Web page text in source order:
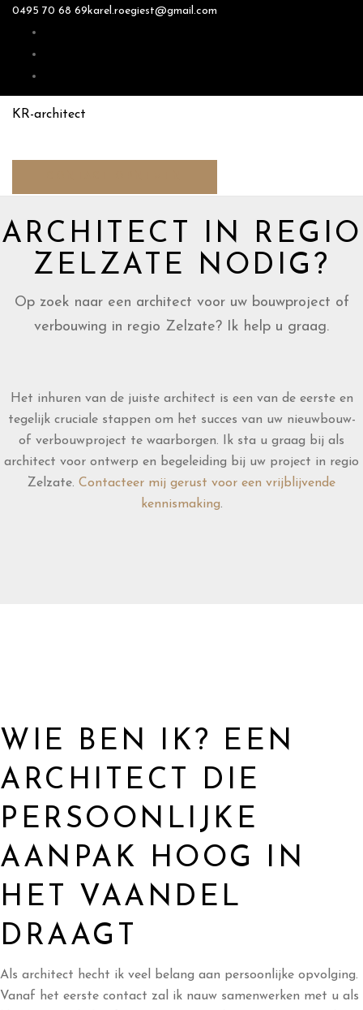
0495 70 68 69karel.roegiest@gmail.com
KR-architect
ARCHITECT IN REGIO
ZELZATE NODIG?
Op zoek naar een architect voor uw bouwproject of
verbouwing in regio Zelzate? Ik help u graag.
Het inhuren van de juiste architect is een van de eerste en
tegelijk cruciale stappen om het succes van uw nieuwbouw-
of verbouwproject te waarborgen. Ik sta u graag bij als
architect voor ontwerp en begeleiding bij uw project in regio
Zelzate. Contacteer mij gerust voor een vrijblijvende
kennismaking.
WIE BEN IK? EEN
ARCHITECT DIE
PERSOONLIJKE
AANPAK HOOG IN
HET VAANDEL
DRAAGT
Als architect hecht ik veel belang aan persoonlijke opvolging.
Vanaf het eerste contact zal ik nauw samenwerken met u als